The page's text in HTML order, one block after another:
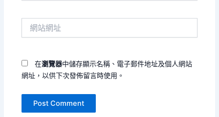
在瀏覽器中儲存顯示名稱、電子郵件地址及個人網站
網址，以供下次發佈留言時使用。